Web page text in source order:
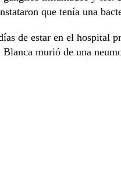
que tenía una
de estar en el hospital
murió de una